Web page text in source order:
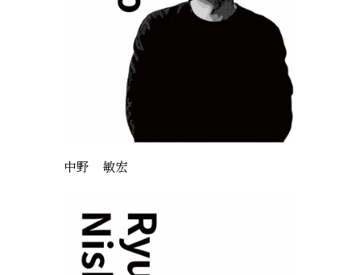
中野 敏宏